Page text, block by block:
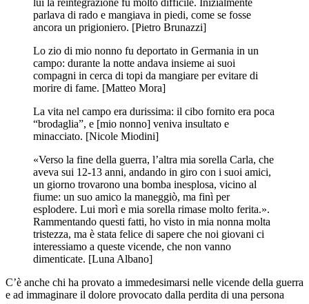
lui la reintegrazione fu molto difficile. Inizialmente
parlava di rado e mangiava in piedi, come se fosse
ancora un prigioniero. [Pietro Brunazzi]
Lo zio di mio nonno fu deportato in Germania in un
campo: durante la notte andava insieme ai suoi
compagni in cerca di topi da mangiare per evitare di
morire di fame. [Matteo Mora]
La vita nel campo era durissima: il cibo fornito era poca
“brodaglia”, e [mio nonno] veniva insultato e
minacciato. [Nicole Miodini]
«Verso la fine della guerra, l’altra mia sorella Carla, che
aveva sui 12-13 anni, andando in giro con i suoi amici,
un giorno trovarono una bomba inesplosa, vicino al
fiume: un suo amico la maneggiò, ma finì per
esplodere. Lui morì e mia sorella rimase molto ferita.».
Rammentando questi fatti, ho visto in mia nonna molta
tristezza, ma è stata felice di sapere che noi giovani ci
interessiamo a queste vicende, che non vanno
dimenticate. [Luna Albano]
C’è anche chi ha provato a immedesimarsi nelle vicende della guerra
e ad immaginare il dolore provocato dalla perdita di una persona